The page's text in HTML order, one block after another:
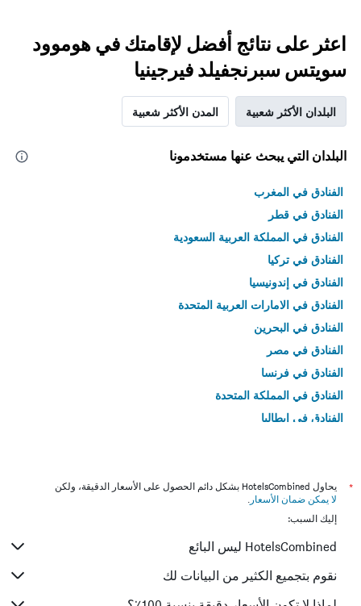
اعثر على نتائج أفضل لإقامتك في هوموود
سويتس سبرنجفيلد فيرجينيا
البلدان الأكثر شعبية المدن الأكثر شعبية
البلدان التي يبحث عنها مستخدمونا
الفنادق في المغرب
الفنادق في قطر
الفنادق في المملكة العربية السعودية
الفنادق في تركيا
الفنادق في إندونيسيا
الفنادق في الامارات العربية المتحدة
الفنادق في البحرين
الفنادق في مصر
الفنادق في فرنسا
الفنادق في المملكة المتحدة
الفنادق في إيطاليا
*
يحاول HotelsCombined بشكل دائم الحصول على الأسعار الدقيقة، ولكن
لا يمكن ضمان الأسعار .
إليك السبب:
HotelsCombined ليس البائع
نقوم بتجميع الكثير من البيانات لك